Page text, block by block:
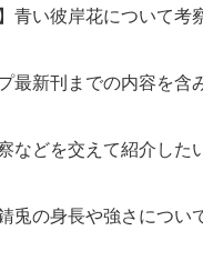
青い彼岸花について考
最新刊までの内容を含
などを交えて紹介した
兎の身長や強さについ